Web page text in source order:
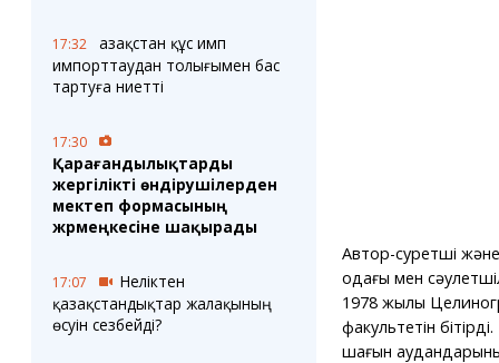
17:32
Қазақстан құс имп
импорттаудан толығымен бас
тартуға ниетті
17:30
Қарағандылықтарды
жергілікті өндірушілерден
мектеп формасының
жәрмеңкесіне шақырады
17:07
Неліктен
қазақстандықтар жалақының
өсуін сезбейді?
Автор-суретші
одағы мен
1978 жылы
факультетін
шағын